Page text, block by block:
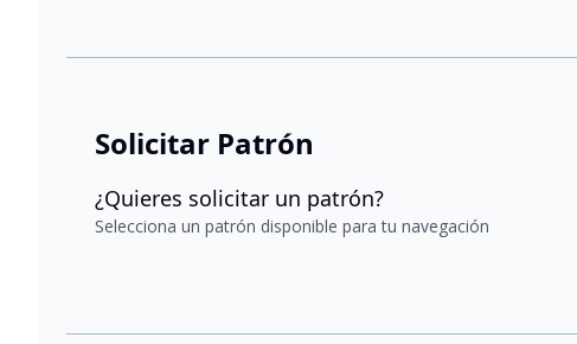
Solicitar Patrón
¿Quieres solicitar un patrón?
Selecciona un patrón disponible para tu navegación